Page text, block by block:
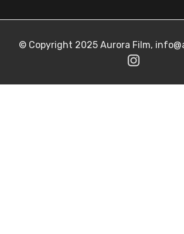
© Copyright 2025 Aurora Film,